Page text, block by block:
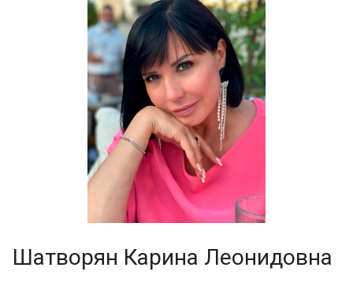
Шатворян Карина Леонидовна